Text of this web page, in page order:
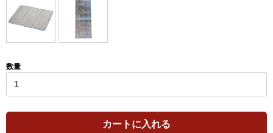
数量
カートに入れる